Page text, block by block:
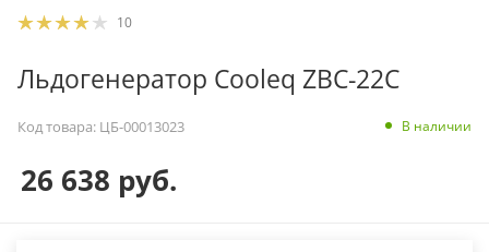
10
Льдогенератор Cooleq ZBC-22C
Код товара: ЦБ-00013023 В наличии
26 638 руб.